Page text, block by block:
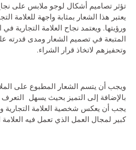
تؤثر تصاميم أشكال لوجو ملابس على
يعتبر هذا الشعار بمثابة واجهة للعلامة
ورؤيتها. ويعتمد نجاح العلامة التجارية
المتبعة في تصميم الشعار ومدى قدرته
وتحفيزهم لاتخاذ قرار الشراء.
ويجب أن يتسم الشعار المطبوع على
بالإضافة إلى التميز بحيث يسهل التعرف
يجب أن يعكس شخصية العلامة التجارية
كبير لمجال العمل الذي تعمل فيه العلامة